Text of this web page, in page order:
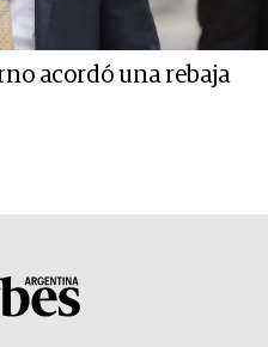
acordó una rebaja